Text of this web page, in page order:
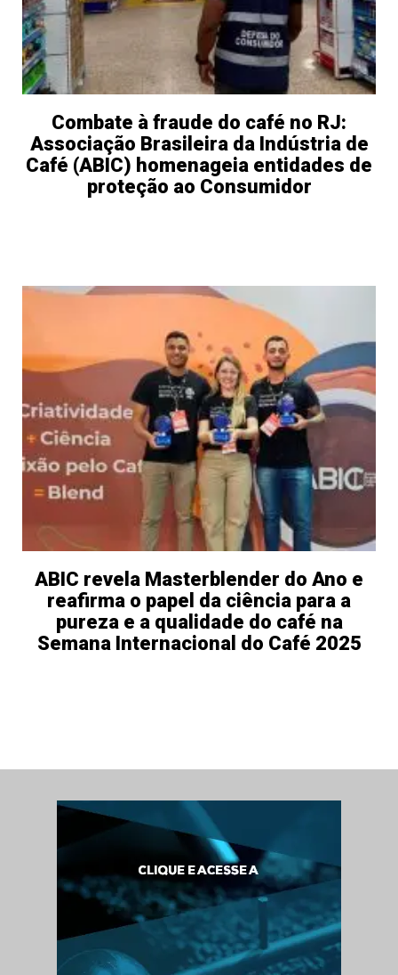
Combate à fraude do café no RJ:
Associação Brasileira da Indústria de
Café (ABIC) homenageia entidades de
proteção ao Consumidor
ABIC revela Masterblender do Ano e
reafirma o papel da ciência para a
pureza e a qualidade do café na
Semana Internacional do Café 2025